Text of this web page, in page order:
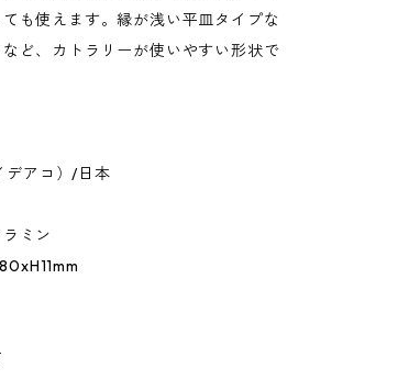
も使えます。縁が浅い平皿タイプな
ど、カトラリーが使いやすい形状で
デアコ）/日本
ミン